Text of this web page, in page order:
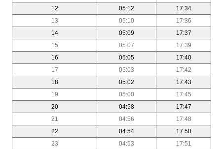
12
05:12
17:34
13
05:10
17:36
14
05:09
17:37
15
05:07
17:39
16
05:05
17:40
17
05:03
17:42
18
05:02
17:43
19
05:00
17:45
20
04:58
17:47
21
04:56
17:48
22
04:54
17:50
23
04:53
17:51